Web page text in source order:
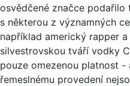
osvědčené značce
s některou z významných
například americký rapper
silvestrovskou tváří vodky
pouze omezenou platnost
řemeslnému provedení